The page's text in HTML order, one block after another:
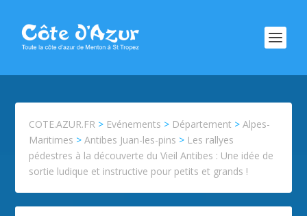
COTE.AZUR.FR > Evénements > Département >Alpes-
Maritimes >Antibes Juan-les-pins > Les rallyes
pédestres à la découverte du Vieil Antibes : Une idée de
sortie ludique et instructive pour petits et grands !